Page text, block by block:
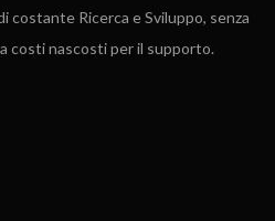
costante Ricerca e Sviluppo, senza
costi nascosti per il supporto.